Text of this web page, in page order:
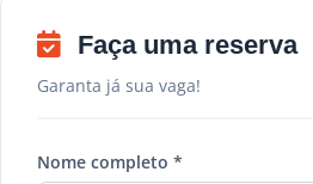
Faça uma reserva
Garanta já sua vaga!
Nome completo *